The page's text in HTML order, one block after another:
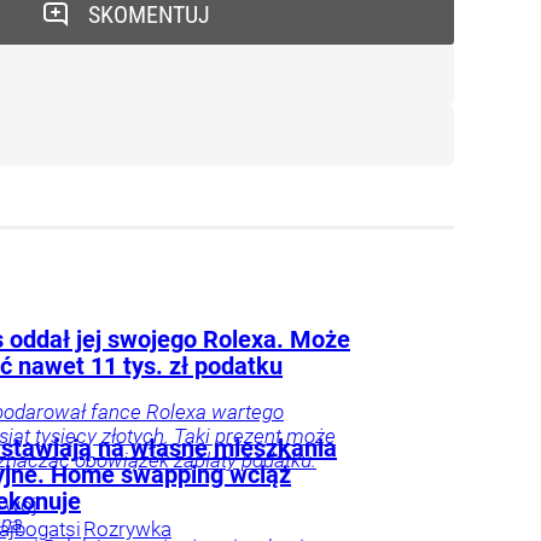
SKOMENTUJ
oddał jej swojego Rolexa. Może
nawet 11 tys. zł podatku
fance Rolexa wartego
tysięcy złotych. Taki prezent może
obowiązek zapłaty podatku.
Rozrywka
na własne mieszkania
Home swapping wciąż